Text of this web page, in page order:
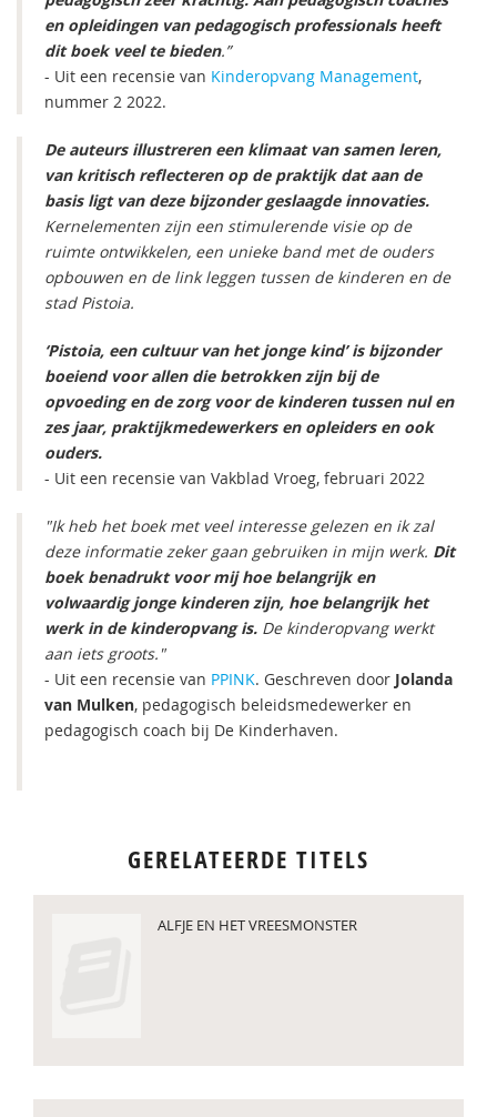
en opleidingen van pedagogisch professionals heeft
dit boek veel te bieden.”
- Uit een recensie van Kinderopvang Management,
nummer 2 2022.
De auteurs illustreren een klimaat van samen leren,
van kritisch reflecteren op de praktijk dat aan de
basis ligt van deze bijzonder geslaagde innovaties.
Kernelementen zijn een stimulerende visie op de
ruimte ontwikkelen, een unieke band met de ouders
opbouwen en de link leggen tussen de kinderen en de
stad Pistoia.
‘Pistoia, een cultuur van het jonge kind’ is bijzonder
boeiend voor allen die betrokken zijn bij de
opvoeding en de zorg voor de kinderen tussen nul en
zes jaar, praktijkmedewerkers en opleiders en ook
ouders.
- Uit een recensie van Vakblad Vroeg, februari 2022
"Ik heb het boek met veel interesse gelezen en ik zal
deze informatie zeker gaan gebruiken in mijn werk. Dit
boek benadrukt voor mij hoe belangrijk en
volwaardig jonge kinderen zijn, hoe belangrijk het
werk in de kinderopvang is. De kinderopvang werkt
aan iets groots."
- Uit een recensie van PPINK. Geschreven door Jolanda
van Mulken, pedagogisch beleidsmedewerker en
pedagogisch coach bij De Kinderhaven.
GERELATEERDE TITELS
ALFJE EN HET VREESMONSTER